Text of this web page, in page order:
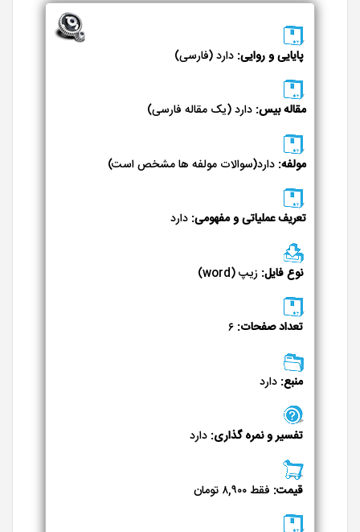
پایایی و روایی: دارد (فارسی)
مقاله بیس: دارد (یک مقاله فارسی)
مولفه: دارد(سوالات مولفه ها مشخص است)
تعریف عملیاتی و مفهومی: دارد
نوع فایل: زیپ (word)
تعداد صفحات:
منبع: دارد
تفسیر و نمره گذاری: دارد
قیمت: فقط ۸,۹۰۰ تومان